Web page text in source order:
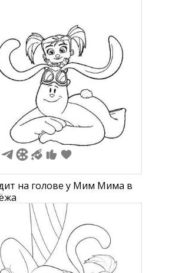
на голове у Мим Мима в